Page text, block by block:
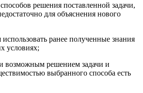
решения поставленной задачи,
для объяснения нового
использовать ранее полученные знания
условиях;
возможным решением задачи и
выбранного способа есть